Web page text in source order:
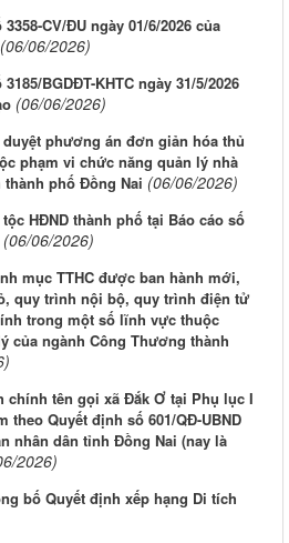
CV/ĐU ngày 01/6/2026 của
(06/06/2026)
BGDĐT-KHTC ngày 31/5/2026
(06/06/2026)
phương án đơn giản hóa thủ
phạm vi chức năng quản lý nhà
phố Đồng Nai (06/06/2026)
HĐND thành phố tại Báo cáo số
(06/06/2026)
mục TTHC được ban hành mới,
quy trình nội bộ, quy trình điện tử
trong một số lĩnh vực thuộc
của ngành Công Thương thành
chính tên gọi xã Đắk Ơ tại Phụ lục I
theo Quyết định số 601/QĐ-UBND
nhân dân tỉnh Đồng Nai (nay là
2026)
bố Quyết định xếp hạng Di tích